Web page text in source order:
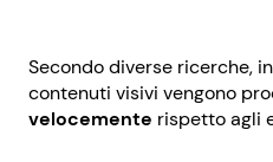
Secondo diverse ricerche,
contenuti visivi vengono
velocemente rispetto agli